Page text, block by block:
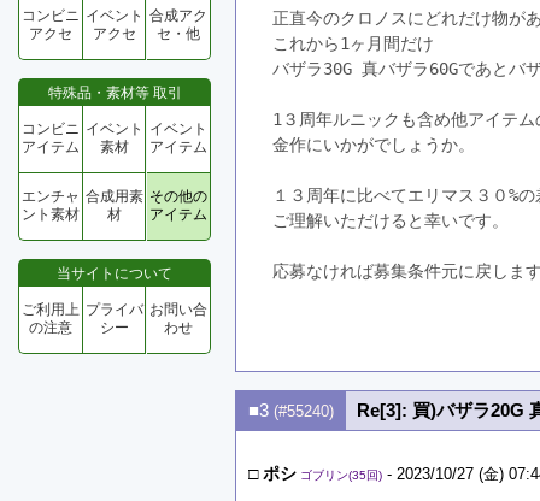
コンビニ
アクセ
イベント
アクセ
合成アク
セ・他
特殊品・素材等 取引
コンビニ
アイテム
イベント
素材
イベント
アイテム
エンチャ
ント素材
合成用素
材
その他の
アイテム
当サイトについて
ご利用上
の注意
プライバ
シー
お問い合
わせ
正直今のクロノスにどれだけ物が
これから1ヶ月間だけ
バザラ30G 真バザラ60Gであとバ
1３周年ルニックも含め他アイテ
金作にいかがでしょうか。
１３周年に比べてエリマス３０%
ご理解いただけると幸いです。
応募なければ募集条件元に戻しま
■3 (#55240) Re[3]: 買)バザラ20G
□ポシ ゴブリン(35回) - 2023/10/27 (金)